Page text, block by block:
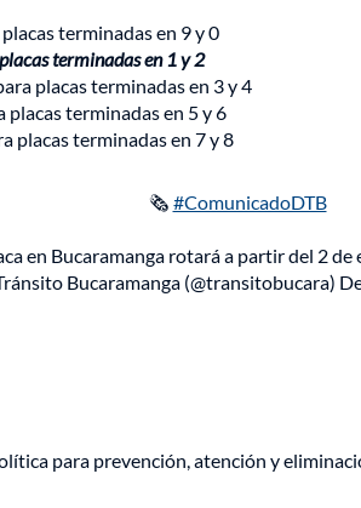
terminadas en 9 y 0
terminadas en 1 y 2
placas terminadas en 3 y 4
placas terminadas en 5 y 6
placas terminadas en 7 y 8
🗞️ #ComunicadoDTB
en Bucaramanga rotará a partir del 2 de
Bucaramanga (@transitobucara)
para prevención, atención y